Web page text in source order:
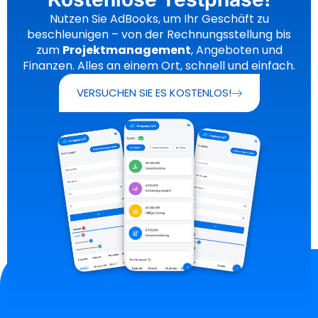
Nutzen Sie AdBooks, um Ihr Geschäft zu
beschleunigen – von der Rechnungsstellung bis
zum Projektmanagement, Angeboten und
Finanzen. Alles an einem Ort, schnell und einfach.
VERSUCHEN SIE ES KOSTENLOS!